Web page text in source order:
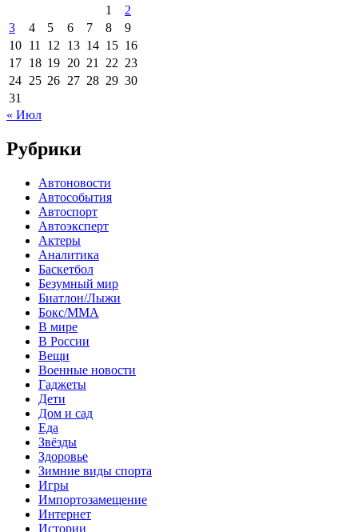
1
2
3
4 5 6 7 8
9
10 11 12 13 14 15 16
17 18 19 20 21 22 23
24 25 26 27 28 29 30
31
« Июл
Рубрики
Автоновости
Автособытия
Автоспорт
Автоэксперт
Актеры
Аналитика
Баскетбол
Безумный мир
Биатлон/Лыжи
Бокс/MMA
В мире
В России
Вещи
Военные новости
Гаджеты
Дети
Дом и сад
Еда
Звёзды
Здоровье
Зимние виды спорта
Игры
Импортозамещение
Интернет
Истории